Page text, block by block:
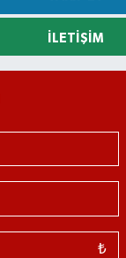
İLETIŞIM
₺